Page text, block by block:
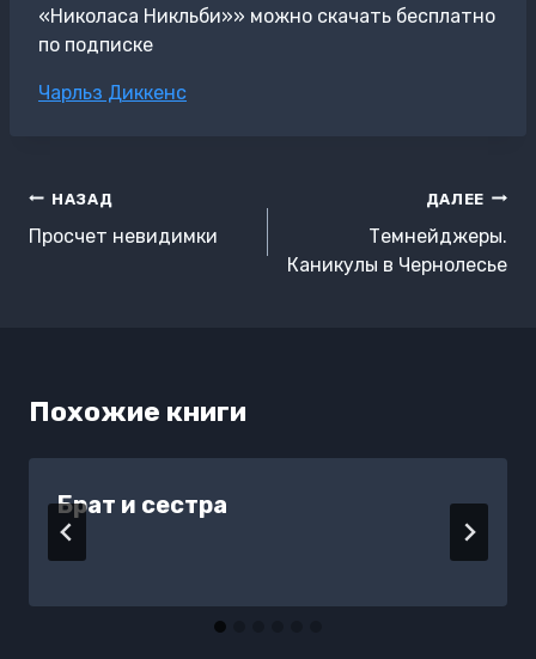
«Николаса Никльби»» можно скачать бесплатно
по подписке
Метки
Чарльз Диккенс
Навигация
по
НАЗАД
Просчет невидимки
ДАЛЕЕ
Темнейджеры.
Каникулы в Чернолесье
Похожие книги
Брат и сестра